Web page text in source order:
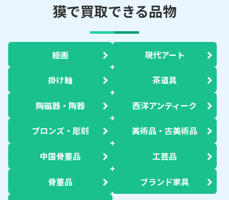
獏で買取できる品物
絵画 現代アート
掛け軸 茶道具
陶磁器・陶器 西洋アンティーク
ブロンズ・彫刻 美術品・古美術品
中国骨董品 工芸品
骨董品 ブランド家具